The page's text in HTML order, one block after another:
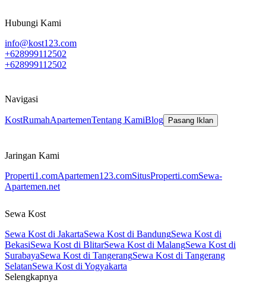
Hubungi Kami
info@kost123.com
+628999112502
+628999112502
Navigasi
KostRumahApartemenTentang KamiBlog Pasang Iklan
Jaringan Kami
Properti1.comApartemen123.comSitusProperti.comSewa-
Apartemen.net
Sewa Kost
Sewa Kost di JakartaSewa Kost di BandungSewa Kost di
BekasiSewa Kost di BlitarSewa Kost di MalangSewa Kost di
SurabayaSewa Kost di TangerangSewa Kost di Tangerang
SelatanSewa Kost di Yogyakarta
Selengkapnya